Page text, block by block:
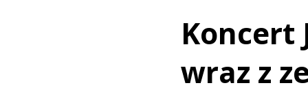
Koncert
wraz z